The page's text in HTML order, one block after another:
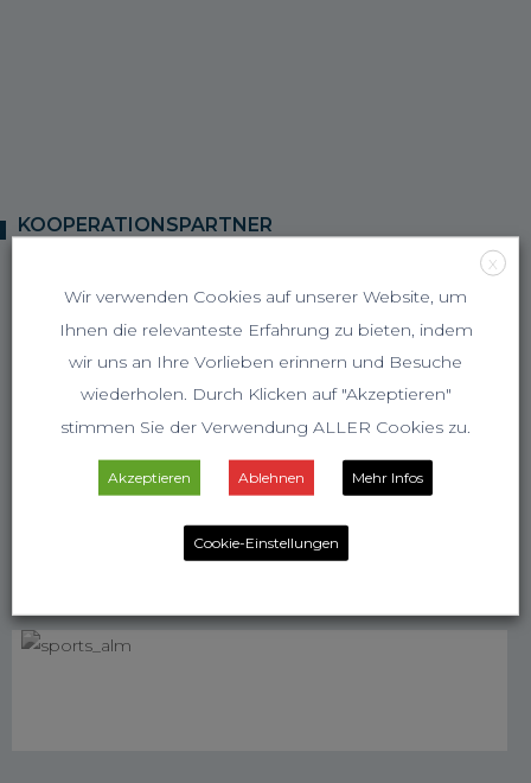
KOOPERATIONSPARTNER
X
Wir verwenden Cookies auf unserer Website, um
Ihnen die relevanteste Erfahrung zu bieten, indem
wir uns an Ihre Vorlieben erinnern und Besuche
wiederholen. Durch Klicken auf "Akzeptieren"
stimmen Sie der Verwendung ALLER Cookies zu.
Akzeptieren Ablehnen Mehr Infos
Cookie-Einstellungen